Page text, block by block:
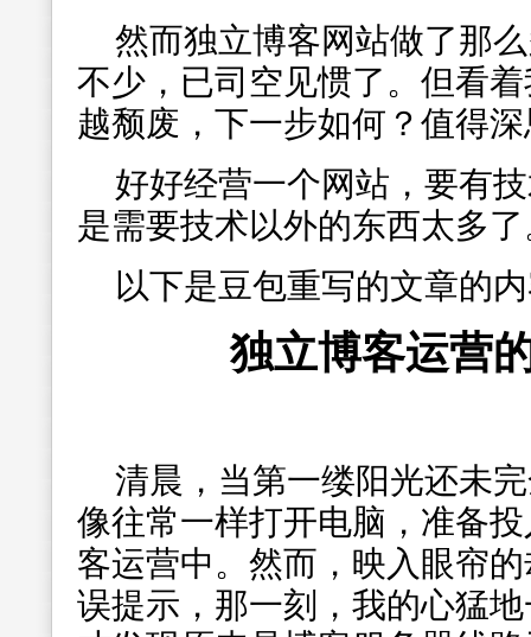
然而独立博客网站做了那
不少，已司空见惯了。但看
越颓废，下一步如何？值得
好好经营一个网站，要有
是需要技术以外的东西太多了
以下是豆包重写的文章的
独立博客运营
清晨，当第一缕阳光还未
像往常一样打开电脑，准备
客运营中。然而，映入眼帘
误提示，那一刻，我的心猛